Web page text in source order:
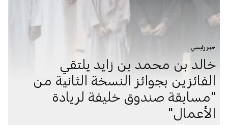
خبر رئيسي
خالد بن محمد بن زايد يلتقي
الفائزين بجوائز النسخة الثانية من
"مسابقة صندوق خليفة لريادة
الأعمال"